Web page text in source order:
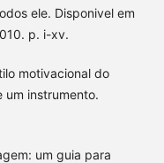
ele. Disponivel em
p. i-xv.
motivacional do
um instrumento.
um guia para